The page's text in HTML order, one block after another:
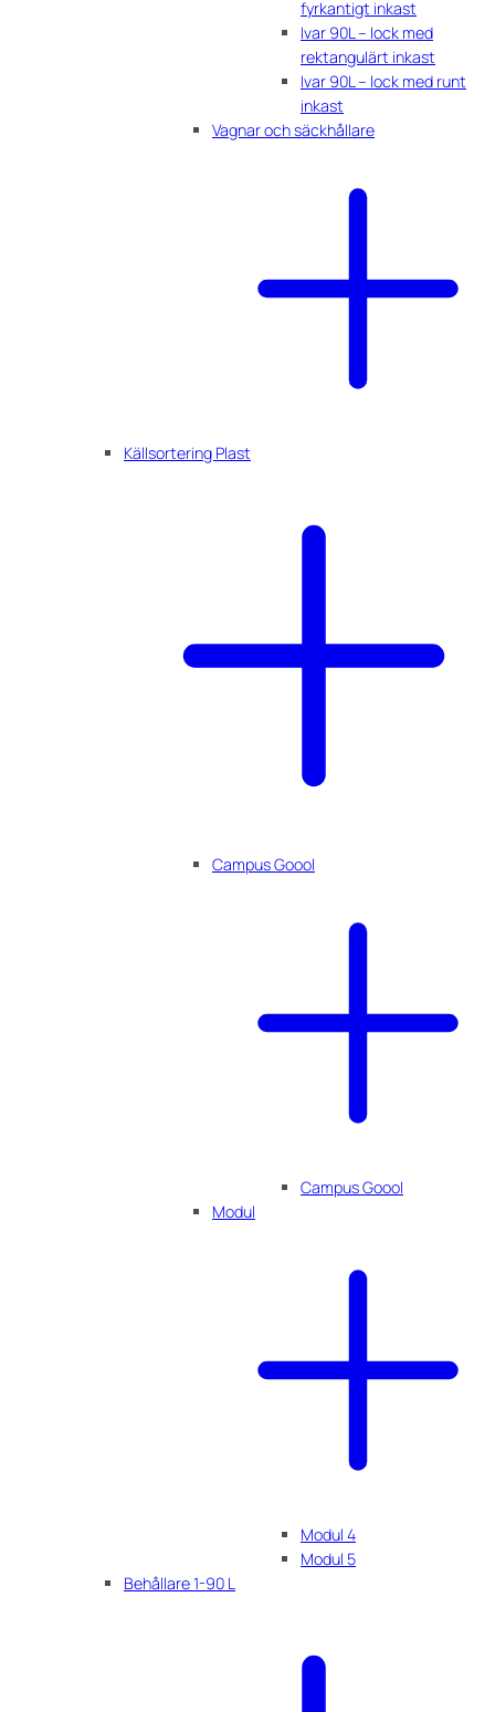
fyrkantigt inkast
Ivar 90L – lock med
rektangulärt inkast
Ivar 90L – lock med runt
inkast
Vagnar och säckhållare
Källsortering Plast
Campus Goool
Campus Goool
Modul
Modul 4
Modul 5
Behållare 1-90 L